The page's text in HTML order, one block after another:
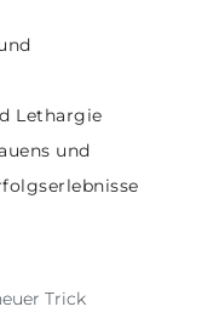
Lethargie
und
Trick